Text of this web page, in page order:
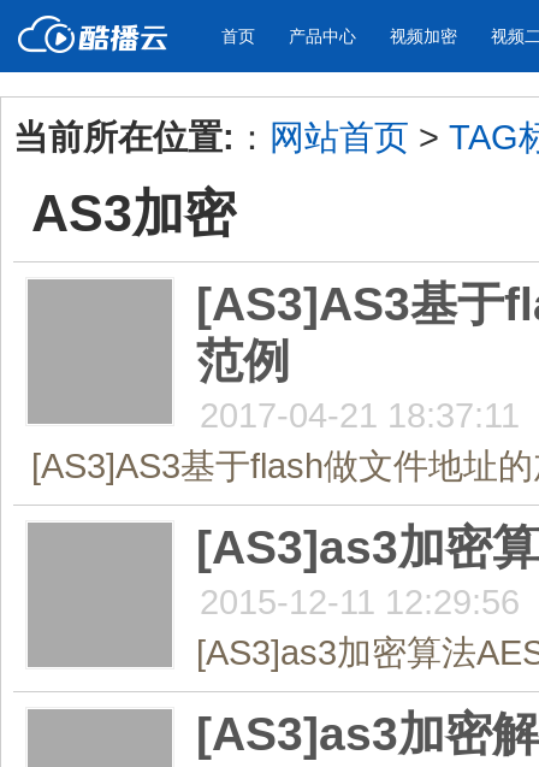
首页 产品中心
产品与新功能
视频加密防下载防录屏
防下载/防盗录/防录屏/防篡改
帮助企业视频
视频加密 视频
应用场景
企业宣传
为个人网站、博客论坛，添加视频
年会节目
当前所在位置: ： 网站首页 > TAG
AS3加密
[AS3]AS3基于
范例
2017-04-21 18:37:11
[AS3]AS3基于flash做文件地址
[AS3]as3加密
2015-12-11 12:29:56
[AS3]as3加密算法
[AS3]as3加密